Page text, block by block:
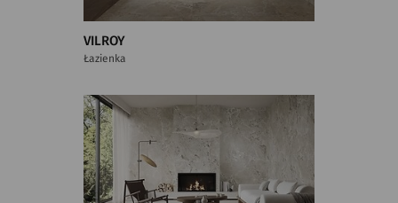
VILROY
Łazienka